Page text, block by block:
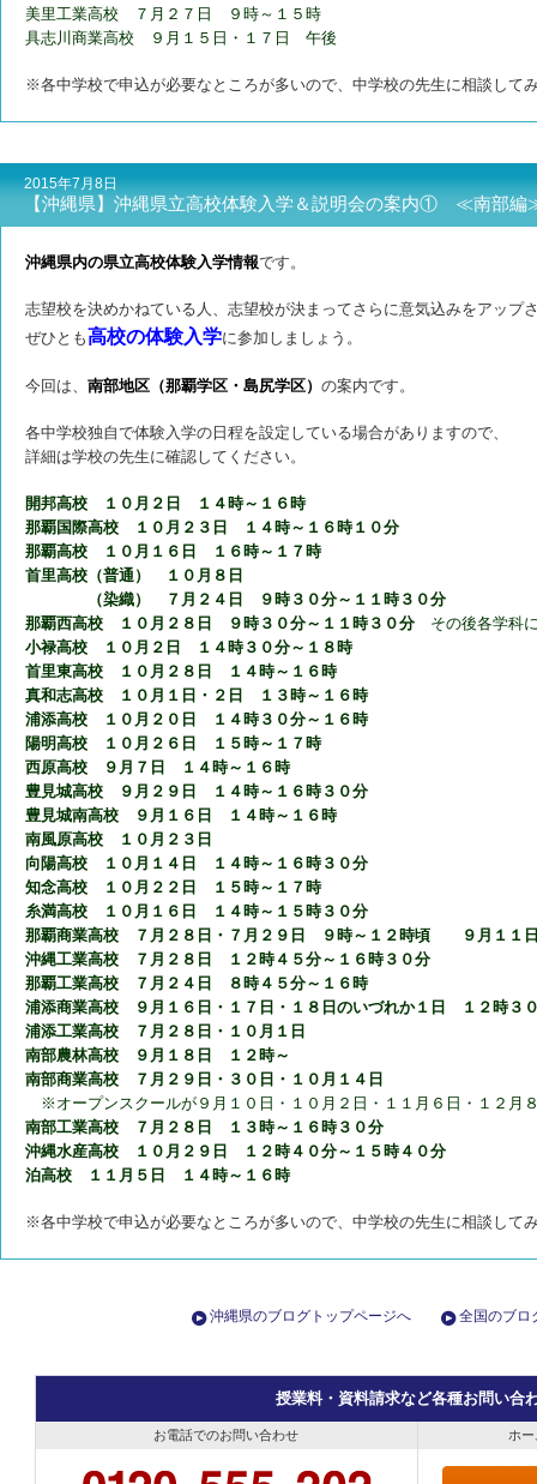
美里工業高校 ７月２７日 ９時～１５時
具志川商業高校 ９月１５日・１７日 午後
※各中学校で申込が必要なところが多いので、中学校の先生に相談して
2015年7月8日
【沖縄県】沖縄県立高校体験入学＆説明会の案内① ≪南部
沖縄県内の県立高校体験入学情報です。
志望校を決めかねている人、志望校が決まってさらに意気込みをアップ
ぜひとも高校の体験入学に参加しましょう。
今回は、 南部地区（那覇学区・島尻学区） の案内です。
各中学校独自で体験入学の日程を設定している場合がありますので、
詳細は学校の先生に確認してください。
開邦高校 １０月２日 １４時～１６時
那覇国際高校 １０月２３日 １４時～１６時１０分
那覇高校 １０月１６日 １６時～１７時
首里高校（普通） １０月８日
（染織） ７月２４日 ９時３０分～１１時３０分
那覇西高校 １０月２８日 ９時３０分～１１時３０分その後各学科
小禄高校 １０月２日 １４時３０分～１８時
首里東高校 １０月２８日 １４時～１６時
真和志高校 １０月１日・２日 １３時～１６時
浦添高校 １０月２０日 １４時３０分～１６時
陽明高校 １０月２６日 １５時～１７時
西原高校 ９月７日 １４時～１６時
豊見城高校 ９月２９日 １４時～１６時３０分
豊見城南高校 ９月１６日 １４時～１６時
南風原高校 １０月２３日
向陽高校 １０月１４日 １４時～１６時３０分
知念高校 １０月２２日 １５時～１７時
糸満高校 １０月１６日 １４時～１５時３０分
那覇商業高校 ７月２８日・７月２９日 ９時～１２時頃 ９月１１
沖縄工業高校 ７月２８日 １２時４５分～１６時３０分
那覇工業高校 ７月２４日 ８時４５分～１６時
浦添商業高校 ９月１６日・１７日・１８日のいづれか１日 １２時３
浦添工業高校 ７月２８日・１０月１日
南部農林高校 ９月１８日 １２時～
南部商業高校 ７月２９日・３０日・１０月１４日
※オープンスクールが９月１０日・１０月２日・１１月６日・１２月
南部工業高校 ７月２８日 １３時～１６時３０分
沖縄水産高校 １０月２９日 １２時４０分～１５時４０分
泊高校 １１月５日 １４時～１６時
※各中学校で申込が必要なところが多いので、中学校の先生に相談して
沖縄県のブログトップページへ 全国のブロ
授業料・資料請求など各種お問い合
お電話でのお問い合わせ ホ